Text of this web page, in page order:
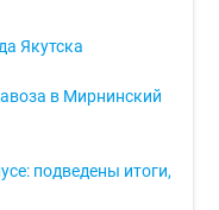
Якутска
в Мирнинский
подведены итоги,